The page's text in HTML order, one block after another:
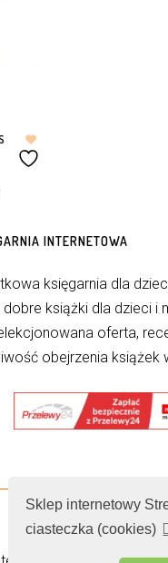
Sklep internetowy
ciasteczka (cookies)
INTERNETOWA
księgarnia dla
książki dla dzieci i
oferta,
obejrzenia książek